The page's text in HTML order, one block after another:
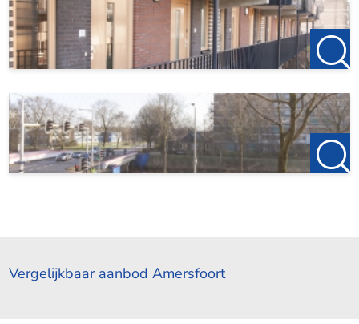
Vergelijkbaar aanbod Amersfoort